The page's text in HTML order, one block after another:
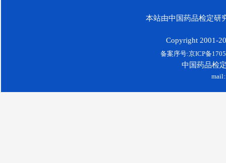
本站由中国药品检定研
Copyright 2001-
备案序号:京ICP备
中国药品检